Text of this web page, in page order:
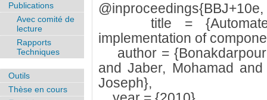
@inproceedings{BBJ+10e,
title = {Automated
implementation of
author =
and Jaber, Mohamad
Joseph},
Publications
Avec comité de
lecture
Rapports
Techniques
Outils
Thèse en cours